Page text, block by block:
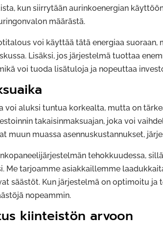
kun siirrytään aurinkoenergian
määrästä.
voi käyttää tätä energiaa
Lisäksi, jos järjestelmä tuottaa
voi tuoda lisätuloja ja nopeuttaa
voi aluksi tuntua korkealta, mutta on
takaisinmaksuajan, joka voi
muun muassa asennuskustannukset,
tehokkuudessa,
Me tarjoamme asiakkaillemme
säästöt. Kun järjestelmä on optimoitu ja
nopeammin.
kiinteistön arvoon